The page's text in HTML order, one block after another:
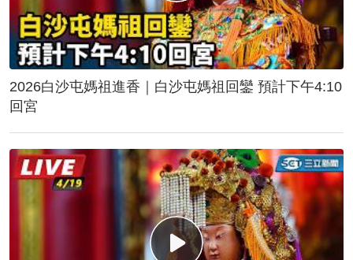
2026白沙屯媽祖進香｜白沙屯媽祖回鑾 預計下午4:10
回宮